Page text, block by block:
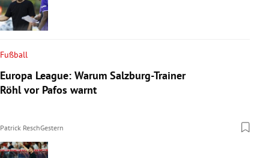
Fußball
Europa League: Warum Salzburg-Trainer
Röhl vor Pafos warnt
Patrick ReschGestern